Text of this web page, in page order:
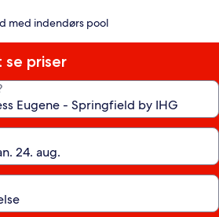
med indendørs pool
priser